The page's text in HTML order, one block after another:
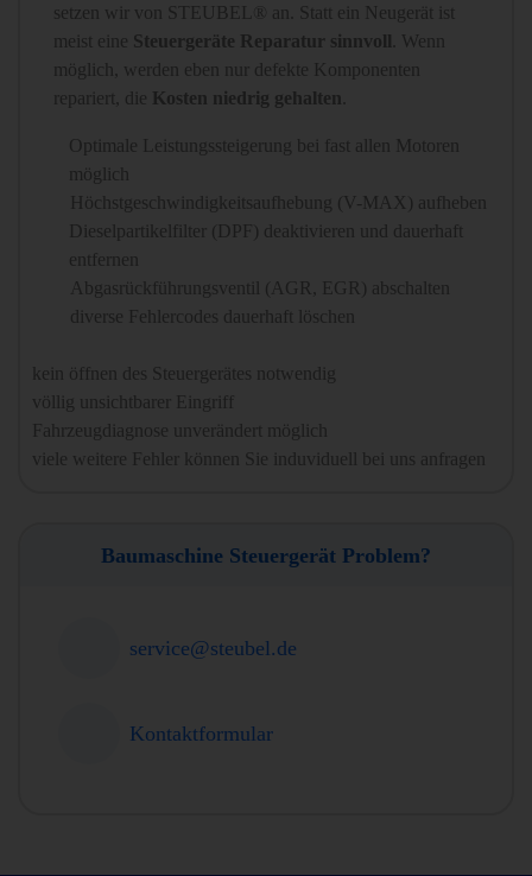
setzen wir von STEUBEL® an. Statt ein Neugerät ist
meist eine Steuergeräte Reparatur sinnvoll . Wenn
möglich, werden eben nur defekte Komponenten
repariert, die Kosten niedrig gehalten
Optimale Leistungssteigerung bei fast allen Motoren
möglich
Höchstgeschwindigkeitsaufhebung (V-MAX) aufheben
Dieselpartikelfilter (DPF) deaktivieren und dauerhaft
entfernen
Abgasrückführungsventil (AGR, EGR) abschalten
diverse Fehlercodes dauerhaft löschen
kein öffnen des Steuergerätes notwendig
völlig unsichtbarer Eingriff
Fahrzeugdiagnose unverändert möglich
viele weitere Fehler können Sie induviduell bei uns anfragen
Baumaschine Steuergerät Problem?
service@steubel.de
Kontaktformular